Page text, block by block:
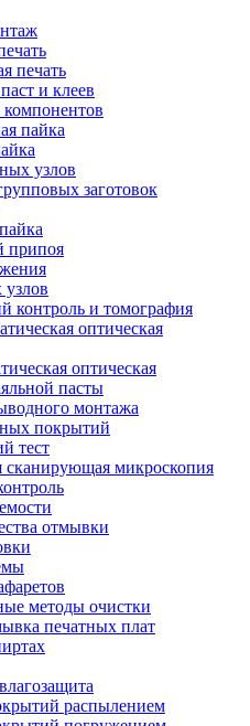
печать
и клеев
пайка
узлов
заготовок
припоя
контроль и томография
оптическая
оптическая
пасты
монтажа
покрытий
тест
сканирующая микроскопия
отмывки
методы очистки
печатных плат
распылением